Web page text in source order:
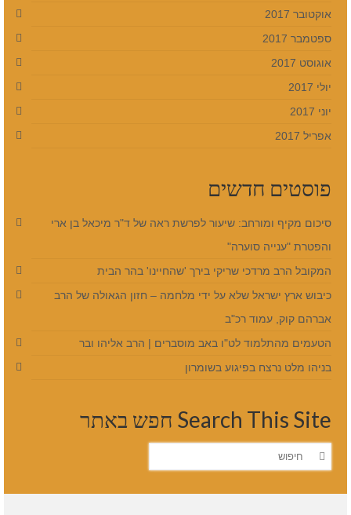
אוקטובר 2017
ספטמבר 2017
אוגוסט 2017
יולי 2017
יוני 2017
אפריל 2017
פוסטים חדשים
סיכום מקיף ומורחב: שיעור לפרשת ראה של ד"ר מיכאל בן ארי
והפטרת "ענייה סוערה"
המקובל הרב מרדכי שריקי בירך 'שהחיינו' בהר הבית
כיבוש ארץ ישראל שלא על ידי מלחמה – חזון הגאולה של הרב
אברהם קוק, עמוד רכ"ב
הטעמים מהתלמוד לט"ו באב מוסברים | הרב אליהו ובר
בניהו מלט נרצח בפיגוע בשומרון
Search This Site חפש באתר
חפש